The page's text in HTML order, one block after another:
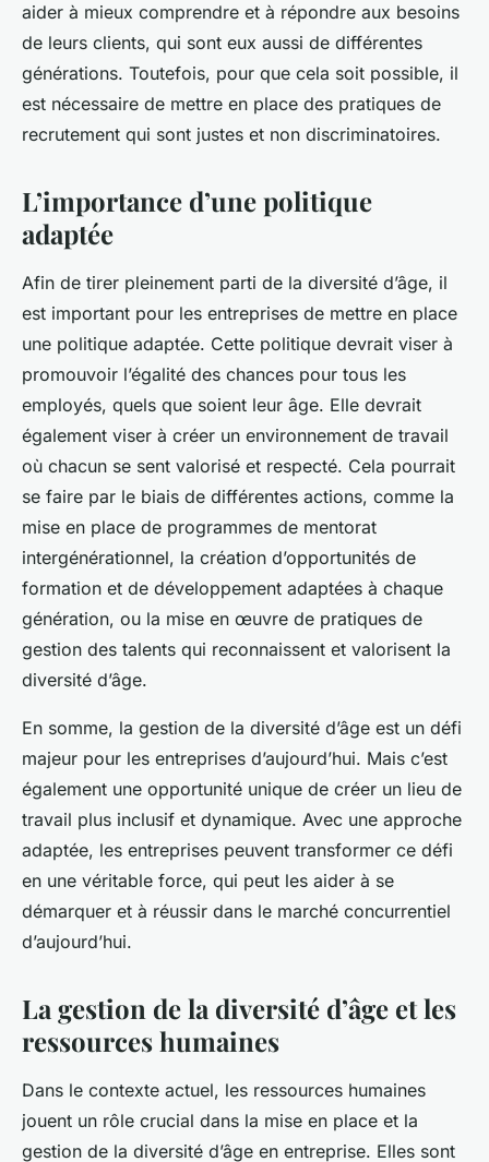
aider à mieux comprendre et à répondre aux besoins
de leurs clients, qui sont eux aussi de différentes
générations. Toutefois, pour que cela soit possible, il
est nécessaire de mettre en place des pratiques de
recrutement qui sont justes et non discriminatoires.
L’importance d’une politique
adaptée
Afin de tirer pleinement parti de la diversité d’âge, il
est important pour les entreprises de mettre en place
une politique adaptée. Cette politique devrait viser à
promouvoir l’égalité des chances pour tous les
employés, quels que soient leur âge. Elle devrait
également viser à créer un environnement de travail
où chacun se sent valorisé et respecté. Cela pourrait
se faire par le biais de différentes actions, comme la
mise en place de programmes de mentorat
intergénérationnel, la création d’opportunités de
formation et de développement adaptées à chaque
génération, ou la mise en œuvre de pratiques de
gestion des talents qui reconnaissent et valorisent la
diversité d’âge.
En somme, la gestion de la diversité d’âge est un défi
majeur pour les entreprises d’aujourd’hui. Mais c’est
également une opportunité unique de créer un lieu de
travail plus inclusif et dynamique. Avec une approche
adaptée, les entreprises peuvent transformer ce défi
en une véritable force, qui peut les aider à se
démarquer et à réussir dans le marché concurrentiel
d’aujourd’hui.
La gestion de la diversité d’âge et les
ressources humaines
Dans le contexte actuel, les ressources humaines
jouent un rôle crucial dans la mise en place et la
gestion de la diversité d’âge en entreprise. Elles sont